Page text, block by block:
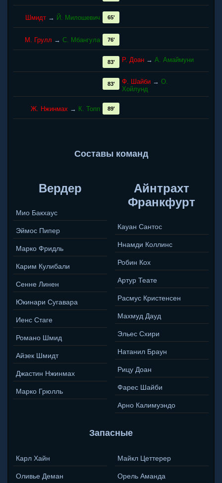
Шмидт → Й. Милошевич 65'
М. Грулл → С. Мбангула 76'
Р. Доан → А. Амаймуни
83'
Ф. Шайби → О.
Хойлунд
83'
Ж. Нжинмах → К. Топп 89'
Составы команд
Вердер
Мио Бакхаус
Эймос Пипер
Марко Фридль
Карим Кулибали
Сенне Линен
Юкинари Сугавара
Иенс Стаге
Романо Шмид
Айзек Шмидт
Джастин Нжинмах
Марко Грюлль
Айнтрахт
Франкфурт
Кауан Сантос
Ннамди Коллинс
Робин Кох
Артур Теате
Расмус Кристенсен
Махмуд Дауд
Эльес Схири
Натанил Браун
Рицу Доан
Фарес Шайби
Арно Калимуэндо
Запасные
Карл Хайн
Оливье Деман
Майкл Цеттерер
Орель Аманда